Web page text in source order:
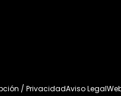
/ PrivacidadAviso Legal